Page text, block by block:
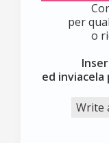
per
o
ed